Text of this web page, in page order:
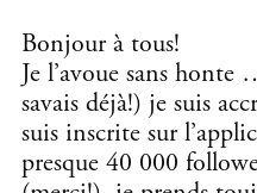
Bonjour à tous!
Je l’avoue sans
savais déjà!) je suis
suis inscrite sur
presque 40 000